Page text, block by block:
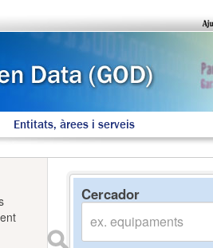
Entitats, àrees i serveis
Cercador